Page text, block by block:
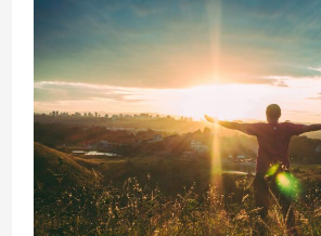
Avosairaanhoidon
palveluseteli
käyttöön
Hankasalmella